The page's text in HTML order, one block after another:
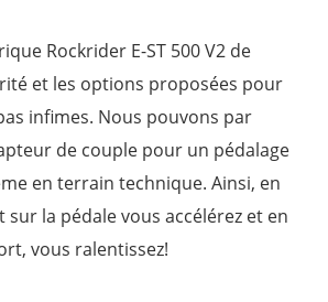
Rockrider E-ST 500 V2 de
et les options proposées pour
infimes. Nous pouvons par
de couple pour un pédalage
en terrain technique. Ainsi, en
la pédale vous accélérez et en
vous ralentissez!